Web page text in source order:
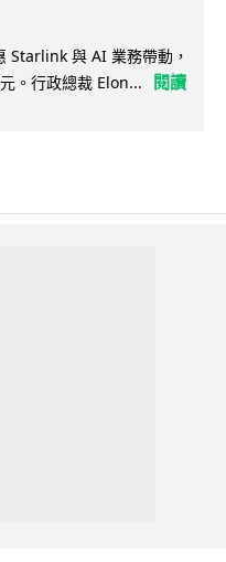
Starlink 與 AI 業務帶動，
。行政總裁 Elon...
閱讀